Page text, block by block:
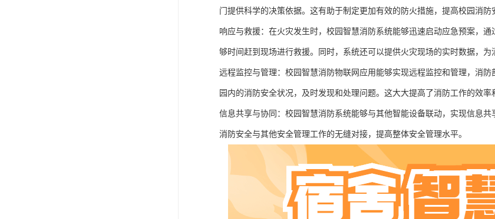
门提供科学的决策依据。这有助于制定更加有效的防火措施，提高校园消防
响应与救援：在火灾发生时，校园智慧消防系统能够迅速启动应急预案，
够时间赶到现场进行救援。同时，系统还可以提供火灾现场的实时数据，为
远程监控与管理：校园智慧消防物联网应用能够实现远程监控和管理，消
园内的消防安全状况，及时发现和处理问题。这大大提高了消防工作的效率
信息共享与协同：校园智慧消防系统能够与其他智能设备联动，实现信息
消防安全与其他安全管理工作的无缝对接，提高整体安全管理水平。